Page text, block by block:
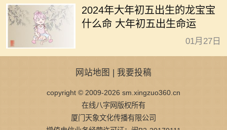
2024年大年初五出生的龙宝宝
什么命 大年初五出生命运
01月27日
网站地图 | 我要投稿
copyright © 2009-2026 sm.xingzuo360.cn
在线八字网版权所有
厦门天象文化传播有限公司